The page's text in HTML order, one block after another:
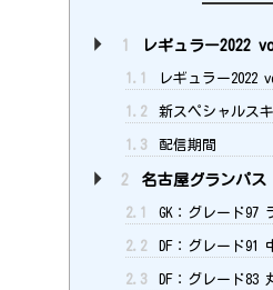
1 レギュラー2022
1.1 レギュラー2022
1.2 新スペシャルス
1.3 配信期間
2 名古屋グランパス
2.1 GK：グレード97
2.2 DF：グレード91
2.3 DF：グレード83